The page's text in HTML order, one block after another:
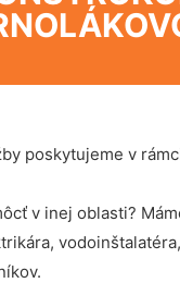
poskytujeme v
v inej oblasti?